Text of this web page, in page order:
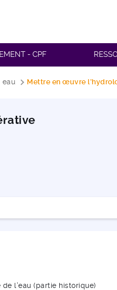
- CPF
eau Mettre en œuvre
l’eau (partie historique)